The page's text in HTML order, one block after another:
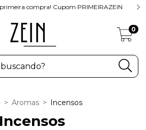
compra! Cupom PRIMEIRAZEIN
0
> Aromas > Incensos
Incensos